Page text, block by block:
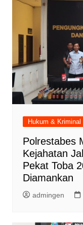
Hukum & Kriminal
Polrestabes
Kejahatan
Pekat Toba
Diamankan
admingen